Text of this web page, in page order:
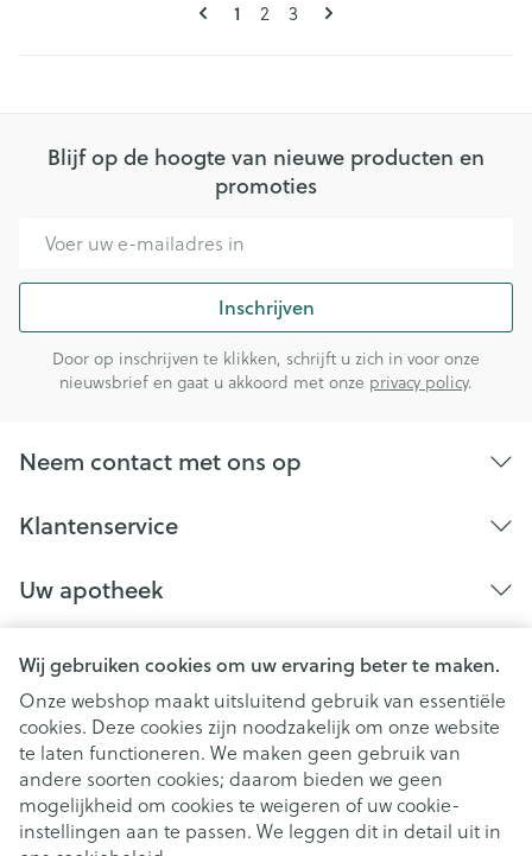
Wij gebruiken cookies om uw ervaring beter te maken.
Onze webshop maakt uitsluitend gebruik van essentiële
cookies. Deze cookies zijn noodzakelijk om onze website
te laten functioneren. We maken geen gebruik van
andere soorten cookies; daarom bieden we geen
mogelijkheid om cookies te weigeren of uw cookie-
instellingen aan te passen. We leggen dit in detail uit in
U lees momenteel pagina
1 Pagina
2 Pagina
3
Blijf op de hoogte van nieuwe producten en
promoties
Inschrijven
Door op inschrijven te klikken, schrijft u zich in voor onze
nieuwsbrief en gaat u akkoord met onze privacy policy.
Neem contact met ons op
Klantenservice
Uw apotheek
Juridische links